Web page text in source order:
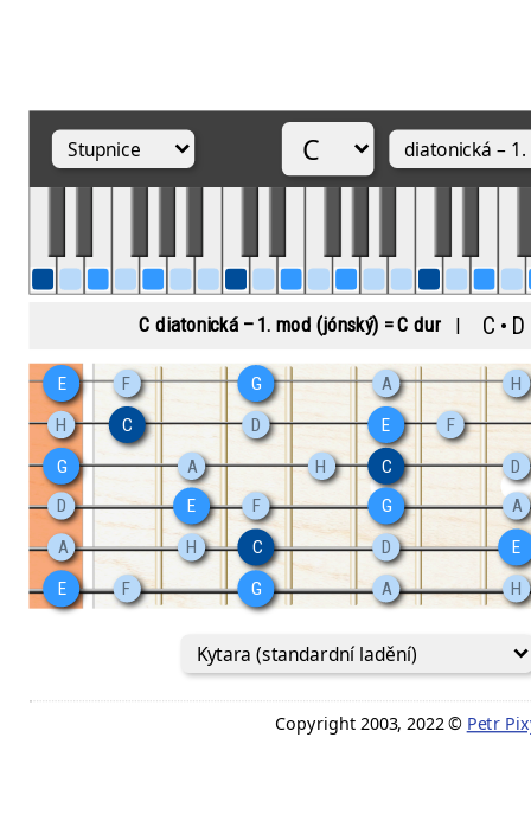
E F G A
H
H
C D E
F
G
A H C
D
D
E F G
A
A
H C D
E
E
F G A H
C diatonická – 1. mod (jónský) = C dur | C • D
Copyright 2003, 2022 © Petr